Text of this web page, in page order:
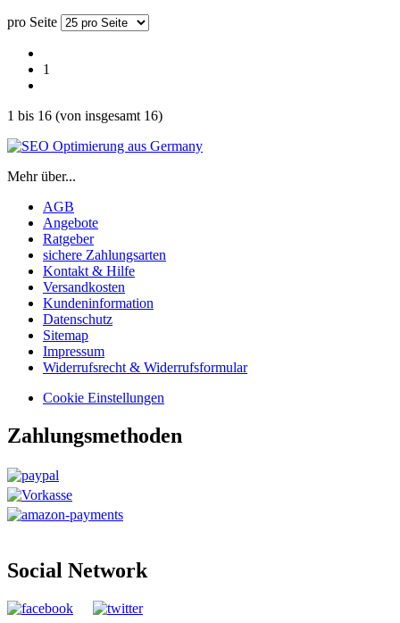
pro Seite
1
1 bis 16 (von insgesamt 16)
Mehr über...
AGB
Angebote
Ratgeber
sichere Zahlungsarten
Kontakt & Hilfe
Versandkosten
Kundeninformation
Datenschutz
Sitemap
Impressum
Widerrufsrecht & Widerrufsformular
Cookie Einstellungen
Zahlungsmethoden
Social Network